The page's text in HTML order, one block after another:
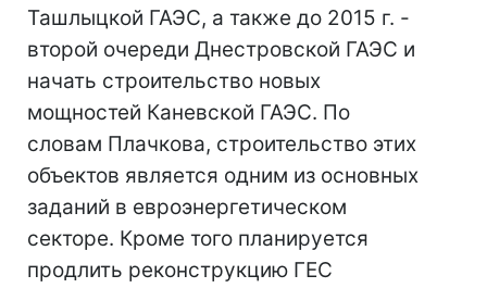
Ташлыцкой ГАЭС, а также до 2015 г. -
второй очереди Днестровской ГАЭС и
начать строительство новых
мощностей Каневской ГАЭС. По
словам Плачкова, строительство этих
объектов является одним из основных
заданий в евроэнергетическом
секторе. Кроме того планируется
продлить реконструкцию ГЕС